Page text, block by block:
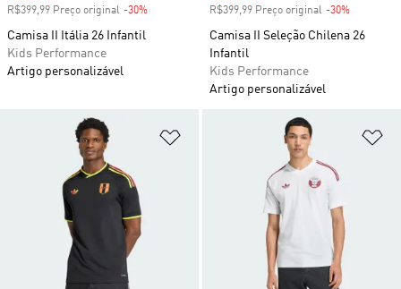
R$399,99 Preço original -30%
Camisa II Itália 26 Infantil
Kids Performance
Artigo personalizável
R$399,99 Preço original -30%
Camisa II Seleção Chilena 26
Infantil
Kids Performance
Artigo personalizável
Adicionar à Lista de Desejos